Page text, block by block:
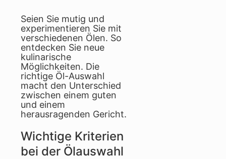
Seien Sie mutig und
experimentieren Sie mit
verschiedenen Ölen. So
entdecken Sie neue
kulinarische
Möglichkeiten. Die
richtige Öl-Auswahl
macht den Unterschied
zwischen einem guten
und einem
herausragenden Gericht.
Wichtige Kriterien
bei der Ölauswahl